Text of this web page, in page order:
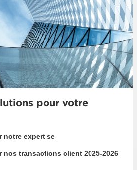
pour votre
notre expertise
nos transactions client 2025-2026